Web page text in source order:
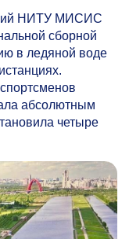
НИТУ МИСИС
сборной
в ледяной воде
абсолютным
четыре